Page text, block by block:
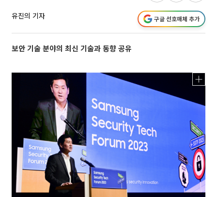
유진의 기자 구글 선호매체 추가
보안 기술 분야의 최신 기술과 동향 공유